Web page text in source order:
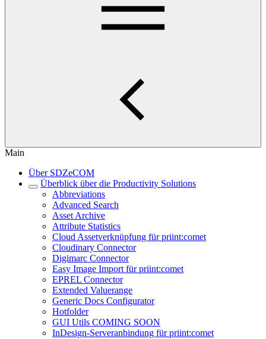
Main
Über SDZeCOM
Überblick über die Productivity Solutions
Abbreviations
Advanced Search
Asset Archive
Attribute Statistics
Cloud Assetverknüpfung für priint:comet
Cloudinary Connector
Digimarc Connector
Easy Image Import für priint:comet
EPREL Connector
Extended Valuerange
Generic Docs Configurator
Hotfolder
GUI Utils COMING SOON
InDesign-Serveranbindung für priint:comet